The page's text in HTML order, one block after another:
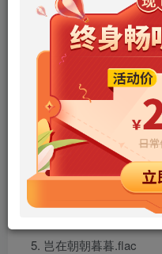
年卡会员 免费
您当前未登
痴情岁月.flac
而情是近.flac
末世纪风骚.flac
歌者恋歌.flac
岂在朝朝暮暮.flac